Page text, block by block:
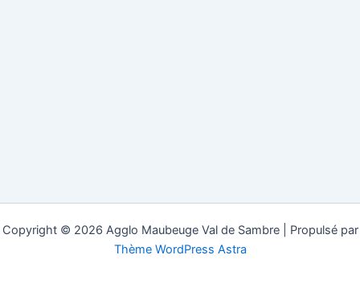
Copyright © 2026 Agglo Maubeuge Val de Sambre | Propulsé par
Thème WordPress Astra